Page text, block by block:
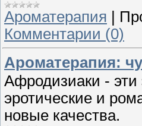
Ароматерапия
Комментарии (0)
Ароматерапия:
Афродизиаки -
эротические и
новые качества.